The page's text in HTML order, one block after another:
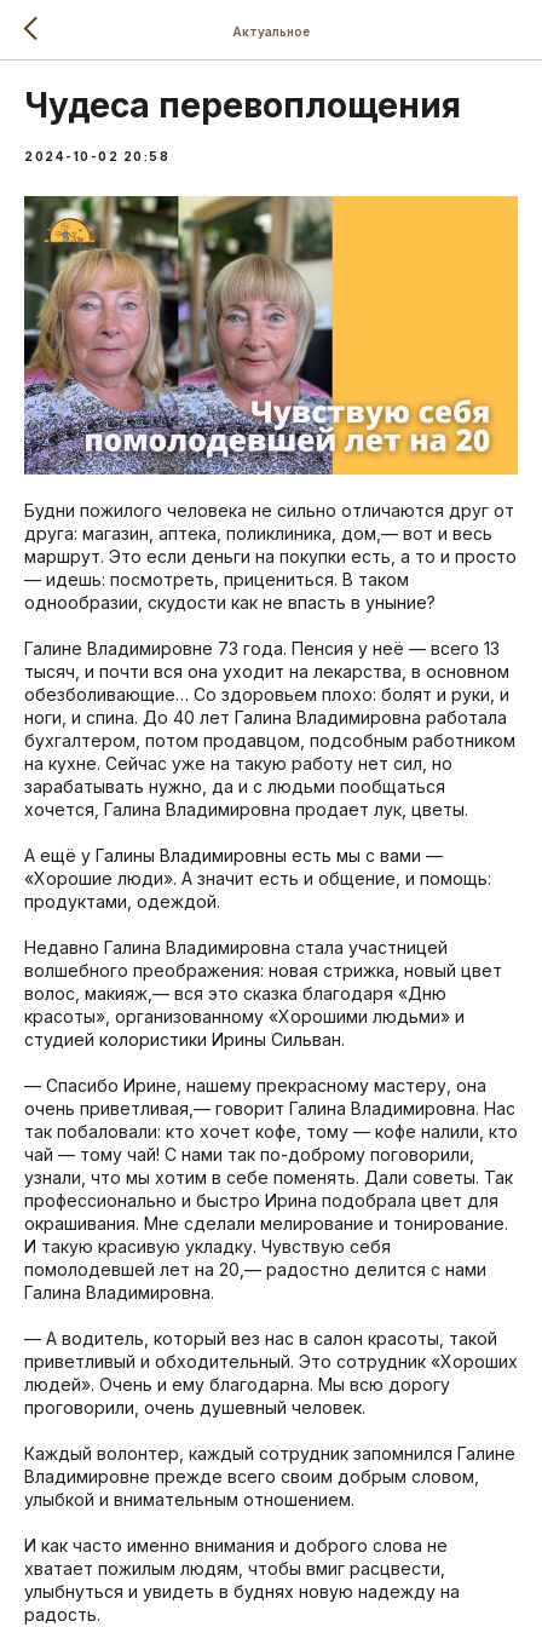
Актуальное
Чудеса перевоплощения
2024-10-02 20:58
Будни пожилого человека не сильно отличаются друг от
друга: магазин, аптека, поликлиника, дом,— вот и весь
маршрут. Это если деньги на покупки есть, а то и просто
— идешь: посмотреть, прицениться. В таком
однообразии, скудости как не впасть в уныние?
Галине Владимировне 73 года. Пенсия у неё — всего 13
тысяч, и почти вся она уходит на лекарства, в основном
обезболивающие… Со здоровьем плохо: болят и руки, и
ноги, и спина. До 40 лет Галина Владимировна работала
бухгалтером, потом продавцом, подсобным работником
на кухне. Сейчас уже на такую работу нет сил, но
зарабатывать нужно, да и с людьми пообщаться
хочется, Галина Владимировна продает лук, цветы.
А ещё у Галины Владимировны есть мы с вами —
«Хорошие люди». А значит есть и общение, и помощь:
продуктами, одеждой.
Недавно Галина Владимировна стала участницей
волшебного преображения: новая стрижка, новый цвет
волос, макияж,— вся это сказка благодаря «Дню
красоты», организованному «Хорошими людьми» и
студией колористики Ирины Сильван.
— Спасибо Ирине, нашему прекрасному мастеру, она
очень приветливая,— говорит Галина Владимировна. Нас
так побаловали: кто хочет кофе, тому — кофе налили, кто
чай — тому чай! С нами так по-доброму поговорили,
узнали, что мы хотим в себе поменять. Дали советы. Так
профессионально и быстро Ирина подобрала цвет для
окрашивания. Мне сделали мелирование и тонирование.
И такую красивую укладку. Чувствую себя
помолодевшей лет на 20,— радостно делится с нами
Галина Владимировна.
— А водитель, который вез нас в салон красоты, такой
приветливый и обходительный. Это сотрудник «Хороших
людей». Очень и ему благодарна. Мы всю дорогу
проговорили, очень душевный человек.
Каждый волонтер, каждый сотрудник запомнился Галине
Владимировне прежде всего своим добрым словом,
улыбкой и внимательным отношением.
И как часто именно внимания и доброго слова не
хватает пожилым людям, чтобы вмиг расцвести,
улыбнуться и увидеть в буднях новую надежду на
радость.